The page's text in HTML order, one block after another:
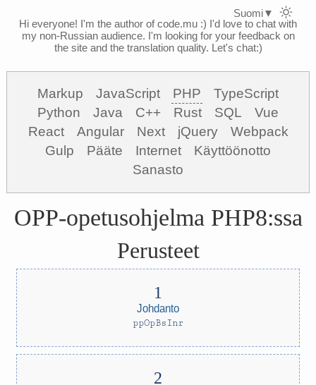
Hi everyone! I'm the author of code.mu :) I'd love to chat with
my non-Russian audience. I'm looking for your feedback on
the site and the translation quality. Let's chat:)
Markup JavaScript PHP
TypeScript
Python
Java C++ Rust SQL
Vue
React
Angular Next jQuery
Webpack
Gulp
Pääte Internet
Käyttöönotto
Sanasto
OPP-opetusohjelma PHP8:ssa
Perusteet
Johdanto
ppOpBsInr
Suomi▼